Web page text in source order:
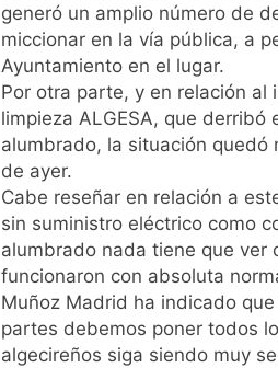
generó un amplio número de
miccionar en la vía pública, a
Ayuntamiento en el lugar.
Por otra parte, y en relación
limpieza ALGESA, que
alumbrado, la situación
de ayer.
Cabe reseñar en relación a
sin suministro eléctrico como
alumbrado nada tiene que ver
funcionaron con absoluta
Muñoz Madrid ha indicado
partes debemos poner todos
algecireños siga siendo muy